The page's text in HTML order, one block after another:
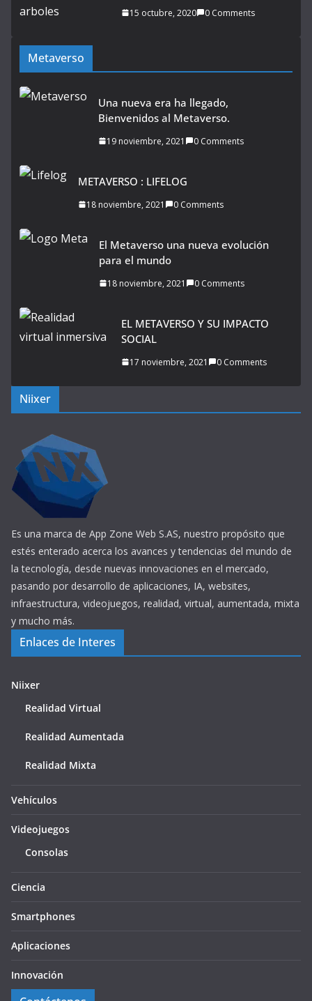
15 octubre, 2020 0 Comments
Metaverso
Una nueva era ha llegado,
Bienvenidos al Metaverso.
19 noviembre, 2021 0 Comments
METAVERSO : LIFELOG
18 noviembre, 2021 0 Comments
El Metaverso una nueva evolución
para el mundo
18 noviembre, 2021 0 Comments
EL METAVERSO Y SU IMPACTO
SOCIAL
17 noviembre, 2021 0 Comments
Niixer
Es una marca de App Zone Web S.AS, nuestro propósito que
estés enterado acerca los avances y tendencias del mundo de
la tecnología, desde nuevas innovaciones en el mercado,
pasando por desarrollo de aplicaciones, IA, websites,
infraestructura, videojuegos, realidad, virtual, aumentada, mixta
y mucho más.
Enlaces de Interes
Niixer
Realidad Virtual
Realidad Aumentada
Realidad Mixta
Vehículos
Videojuegos
Consolas
Ciencia
Smartphones
Aplicaciones
Innovación